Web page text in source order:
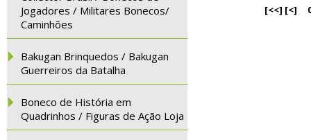
Jogadores / Militares Bonecos/
Caminhões
Bakugan Brinquedos / Bakugan
Guerreiros da Batalha
Boneco de História em
Quadrinhos / Figuras de Ação Loja
[<<] [<]